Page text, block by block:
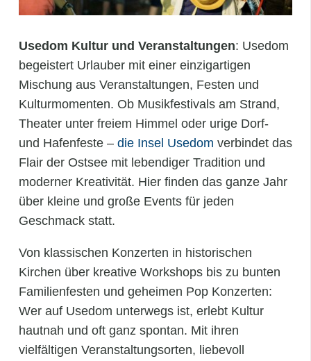
Usedom Kultur und Veranstaltungen: Usedom
begeistert Urlauber mit einer einzigartigen
Mischung aus Veranstaltungen, Festen und
Kulturmomenten. Ob Musikfestivals am Strand,
Theater unter freiem Himmel oder urige Dorf-
und Hafenfeste – die Insel Usedom verbindet das
Flair der Ostsee mit lebendiger Tradition und
moderner Kreativität. Hier finden das ganze Jahr
über kleine und große Events für jeden
Geschmack statt.
Von klassischen Konzerten in historischen
Kirchen über kreative Workshops bis zu bunten
Familienfesten und geheimen Pop Konzerten:
Wer auf Usedom unterwegs ist, erlebt Kultur
hautnah und oft ganz spontan. Mit ihren
vielfältigen Veranstaltungsorten, liebevoll